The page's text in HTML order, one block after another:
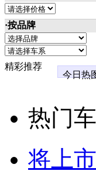
·按品牌
精彩推荐
今日热
热门
将上